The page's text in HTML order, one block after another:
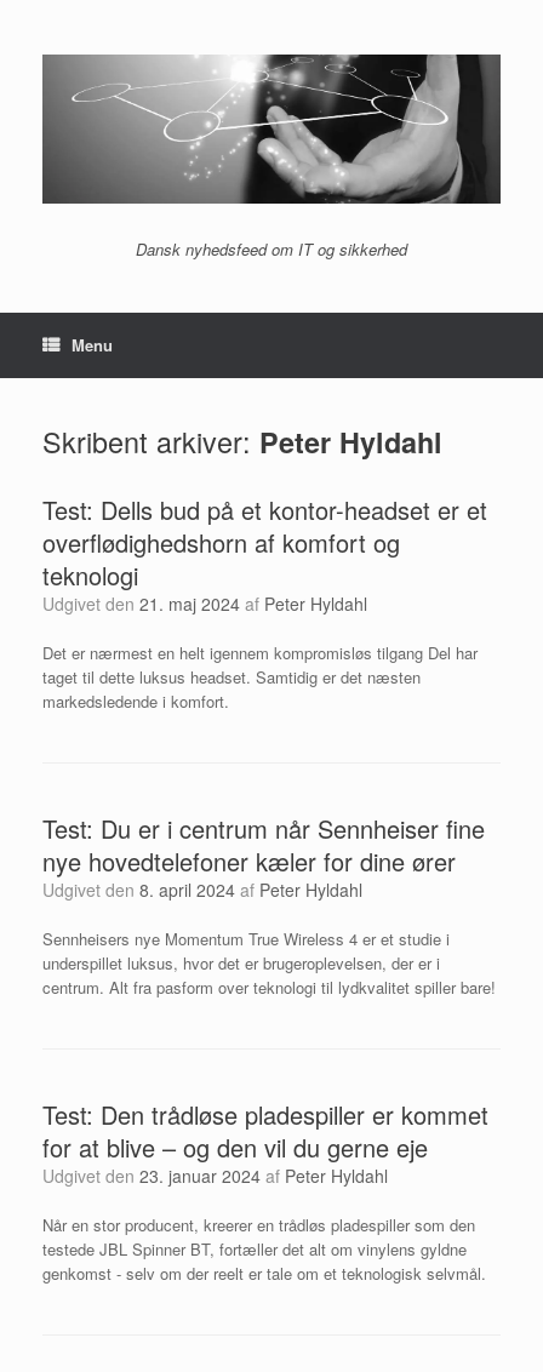
indhold
Dansk nyhedsfeed om IT og sikkerhed
Menu
Skribent arkiver: Peter Hyldahl
Test: Dells bud på et kontor-headset er et
overflødighedshorn af komfort og
teknologi
Udgivet den 21. maj 2024 af Peter Hyldahl
Det er nærmest en helt igennem kompromisløs tilgang Del har
taget til dette luksus headset. Samtidig er det næsten
markedsledende i komfort.
Test: Du er i centrum når Sennheiser fine
nye hovedtelefoner kæler for dine ører
Udgivet den 8. april 2024 af Peter Hyldahl
Sennheisers nye Momentum True Wireless 4 er et studie i
underspillet luksus, hvor det er brugeroplevelsen, der er i
centrum. Alt fra pasform over teknologi til lydkvalitet spiller bare!
Test: Den trådløse pladespiller er kommet
for at blive – og den vil du gerne eje
Udgivet den 23. januar 2024 af Peter Hyldahl
Når en stor producent, kreerer en trådløs pladespiller som den
testede JBL Spinner BT, fortæller det alt om vinylens gyldne
genkomst - selv om der reelt er tale om et teknologisk selvmål.